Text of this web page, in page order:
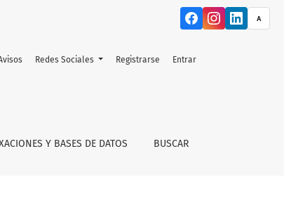
A
Y BASES DE DATOS BUSCAR
Redes Sociales Registrarse Entrar